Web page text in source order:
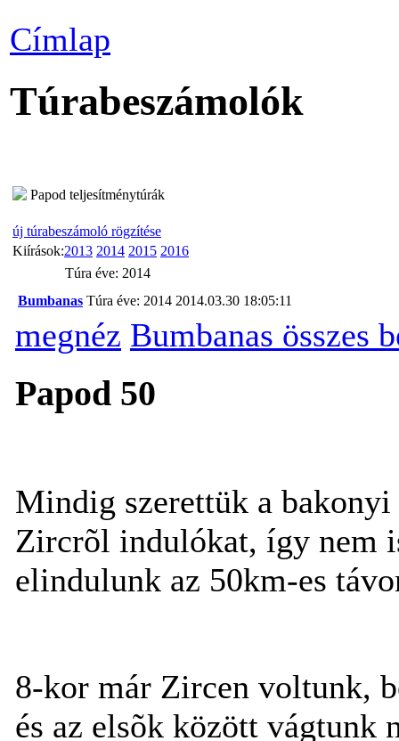
Címlap
Túrabeszámolók
Papod teljesítménytúrák
új túrabeszámoló rögzítése
Kiírások:2013 2014 2015 2016
Túra éve: 2014
Bumbanas Túra éve: 2014 2014.03.30 18:05:11
megnéz Bumbanas összes
Papod 50
Mindig szerettük a
Zircrõl indulókat, így nem
elindulunk az 50km-es
8-kor már Zircen voltunk,
és az elsõk között vágtunk